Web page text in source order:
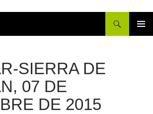
SIERRA DE
07 DE
DE 2015